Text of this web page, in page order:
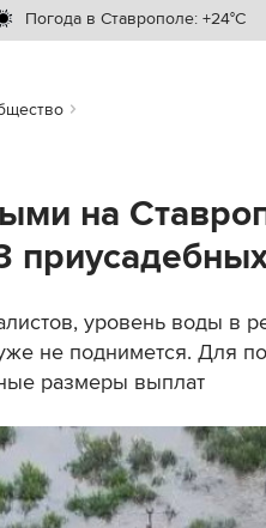
Погода в Ставрополе: +24°C
на
уровень воды в
не поднимется. Для
размеры выплат